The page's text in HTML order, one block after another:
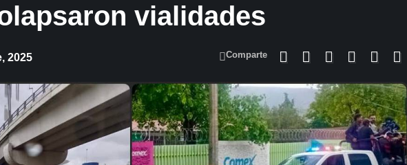
vialidades
2025 Comparte